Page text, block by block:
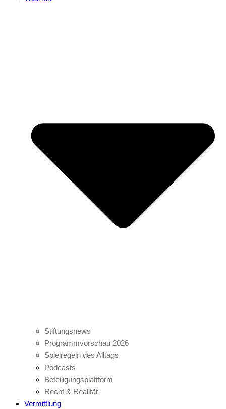
Stiftungsnews
Programmvorschau 2026
Spielregeln des Alltags
Podcasts
Beteiligungsplattform
Recht & Realität
Vermittlung